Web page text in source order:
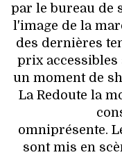
par le bureau de
l'image de la
des dernières
prix
un moment de
La Redoute la
omniprésente.
sont mis en